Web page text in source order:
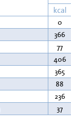
kcal
0
366
77
406
365
88
236
37